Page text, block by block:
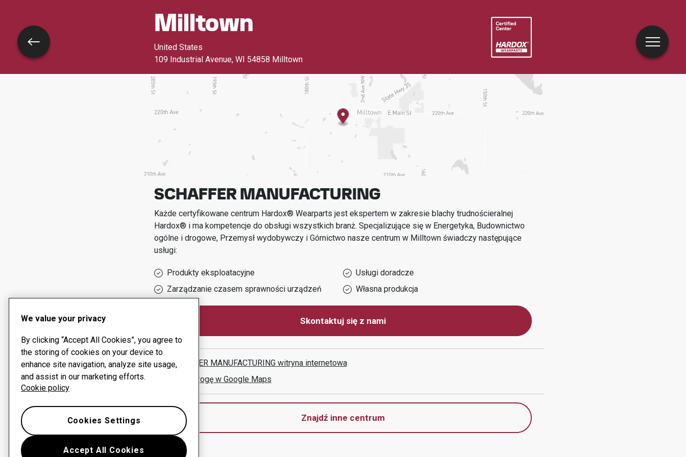
Milltown
United States
109 Industrial Avenue, WI 54858 Milltown
SCHAFFER MANUFACTURING
Każde certyfikowane centrum Hardox® Wearparts jest ekspertem w zakresie blachy trudnościeralnej
Hardox® i ma kompetencje do obsługi wszystkich branż. Specjalizujące się w Energetyka, Budownictwo
ogólne i drogowe, Przemysł wydobywczy i Górnictwo nasze centrum w Milltownświadczy następujące
usługi:
Produkty eksploatacyjne
Usługi doradcze
Zarządzanie czasem sprawności urządzeń
Własna produkcja
Skontaktuj się z nami
SCHAFFER MANUFACTURING witryna internetowa
Pokaż drogę w Google Maps
Znajdź inne centrum
Wróć
We value your privacy
By clicking “Accept All Cookies”, you agree to
the storing of cookies on your device to
enhance site navigation, analyze site usage,
and assist in our marketing efforts.
Cookie policy
Accept All Cookies
Cookies Settings